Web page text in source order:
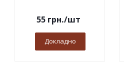
55грн./шт
Докладно